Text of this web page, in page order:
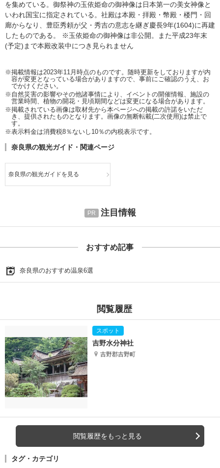
を集めている。御祭神の玉依姫命の御神像は日本第一の美女神像と
いわれ国宝に指定されている。社殿は本殿・拝殿・幣殿・楼門・回
廊からなり、豊臣秀頼が父・秀吉の意志を継ぎ慶長9年(1604)に再建
したものである。 ※玉依姫命の御神像は非公開。また平成23年末
(予定)まで本殿改装中につき見られません
※掲載情報は2023年11月時点のものです。随時更新をしておりますが内
容が変更となっている場合がありますので、事前にご確認のうえ、お
でかけください。
※自然災害の影響やその他諸事情により、イベントの開催情報、施設の
営業時間、植物の開花・見頃期間などは変更になる場合があります。
※掲載されている画像は取材先から本ページへの掲載の許諾をいただ
き、提供されたものとなります。画像の無断転載(二次使用)は禁止で
す。
※表示料金は消費税8％ないし10％の内税表示です。
奈良県の観光ガイド・関連ページ
奈良県の観光ガイドを見る
注目情報
おすすめ記事
奈良県のおすすめ温泉6選
閲覧履歴
吉野水分神社
吉野郡吉野町
閲覧履歴をもっと見る
タグ・カテゴリ